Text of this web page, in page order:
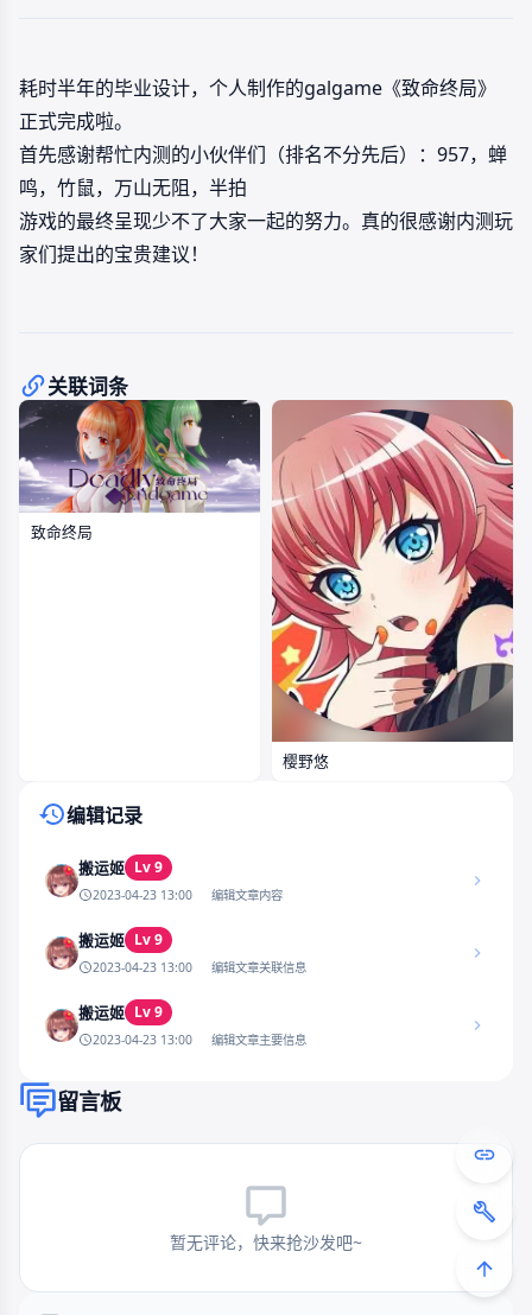
耗时半年的毕业设计，个人制作的galgame《致命终局》
正式完成啦。
首先感谢帮忙内测的小伙伴们（排名不分先后）：957，蝉
鸣，竹鼠，万山无阻，半拍
游戏的最终呈现少不了大家一起的努力。真的很感谢内测玩
家们提出的宝贵建议！
关联词条
致命终局
樱野悠
编辑记录
搬运姬 Lv 9
2023-04-23 13:00 编辑文章内容
搬运姬 Lv 9
2023-04-23 13:00 编辑文章关联信息
搬运姬 Lv 9
2023-04-23 13:00 编辑文章主要信息
留言板
暂无评论，快来抢沙发吧~